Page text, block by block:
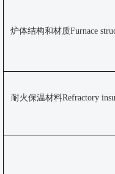
炉体结构和材质Furnace
耐火保温材料Refractory